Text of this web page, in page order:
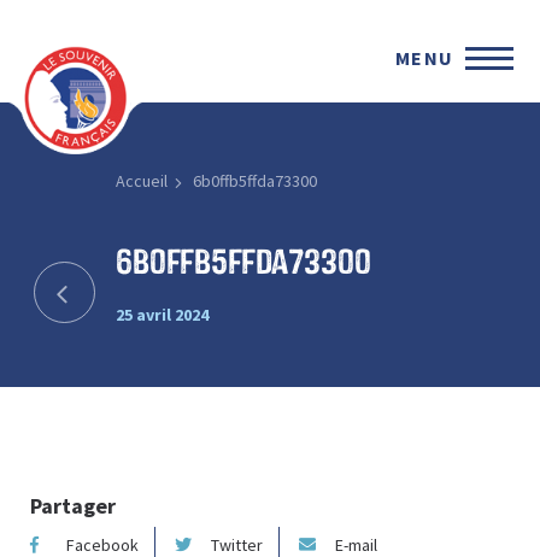
MENU
Accueil 6b0ffb5ffda73300
6b0ffb5ffda73300
25 avril 2024
Partager
Facebook Twitter E-mail